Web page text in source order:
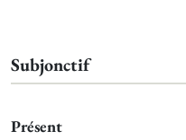
Subjonctif
Présent